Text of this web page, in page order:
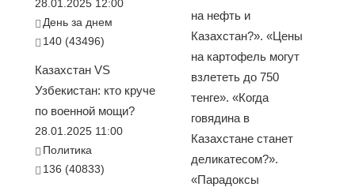
28.01.2025 12:00
День за днем
140 (43496)
Казахстан VS
Узбекистан: кто круче
по военной мощи?
28.01.2025 11:00
Политика
136 (40833)
на нефть и
Казахстан?». «Цены
на картофель могут
взлететь до 750
тенге». «Когда
говядина в
Казахстане станет
деликатесом?».
«Парадоксы